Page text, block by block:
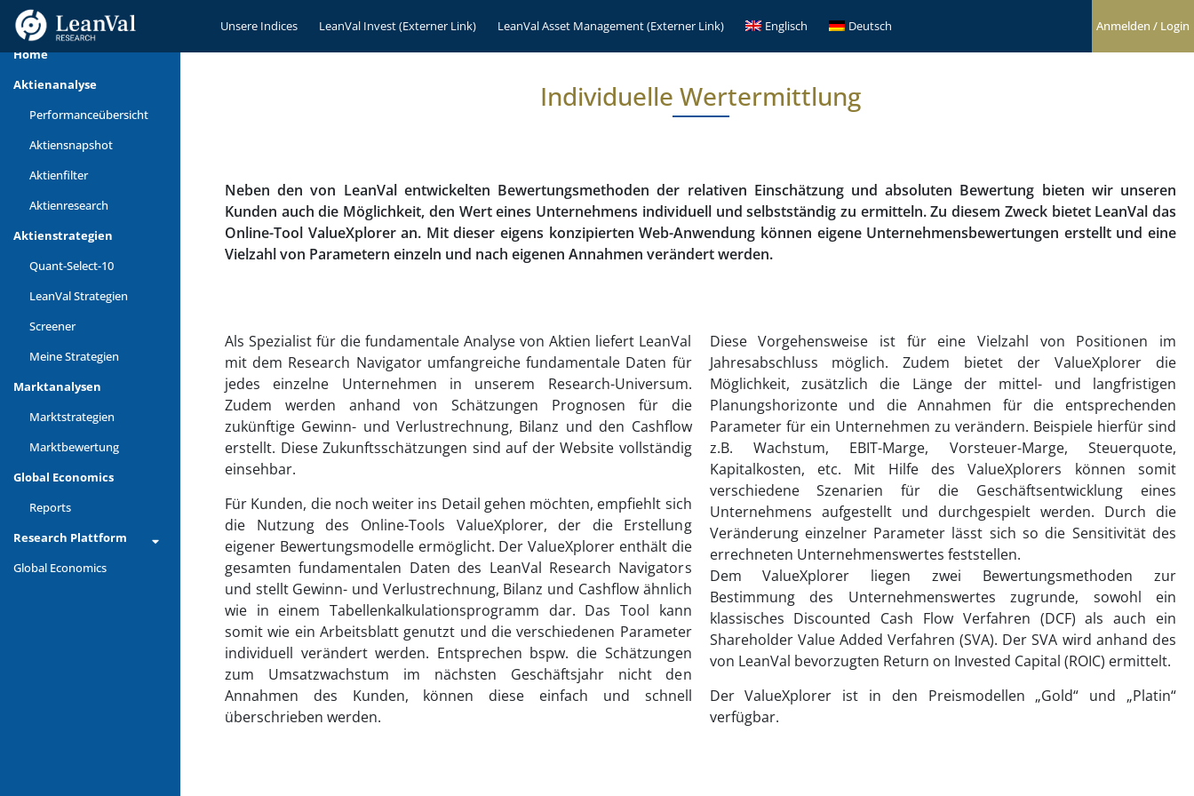
Unsere Indices LeanVal Invest (Externer Link) LeanVal Asset Management (Externer Link) Englisch Deutsch
Anmelden / Login
Home
Aktienanalyse
Performanceübersicht
Aktiensnapshot
Aktienfilter
Aktienresearch
Aktienstrategien
Quant-Select-10
LeanVal Strategien
Screener
Meine Strategien
Marktanalysen
Marktstrategien
Marktbewertung
Global Economics
Reports
Research Plattform
Die Komponenten
Global Economics
Individuelle Wertermittlung
Neben den von LeanVal entwickelten Bewertungsmethoden der relativen Einschätzung und absoluten Bewertung bieten wir unseren
Kunden auch die Möglichkeit, den Wert eines Unternehmens individuell und selbstständig zu ermitteln. Zu diesem Zweck bietet LeanVal das
Online-Tool ValueXplorer an. Mit dieser eigens konzipierten Web-Anwendung können eigene Unternehmensbewertungen erstellt und eine
Vielzahl von Parametern einzeln und nach eigenen Annahmen verändert werden.
Als Spezialist für die fundamentale Analyse von Aktien liefert LeanVal
mit dem Research Navigator umfangreiche fundamentale Daten für
jedes einzelne Unternehmen in unserem Research-Universum.
Zudem werden anhand von Schätzungen Prognosen für die
zukünftige Gewinn- und Verlustrechnung, Bilanz und den Cashflow
erstellt. Diese Zukunftsschätzungen sind auf der Website vollständig
einsehbar.
Für Kunden, die noch weiter ins Detail gehen möchten, empfiehlt sich
die Nutzung des Online-Tools ValueXplorer, der die Erstellung
eigener Bewertungsmodelle ermöglicht. Der ValueXplorer enthält die
gesamten fundamentalen Daten des LeanVal Research Navigators
und stellt Gewinn- und Verlustrechnung, Bilanz und Cashflow ähnlich
wie in einem Tabellenkalkulationsprogramm dar. Das Tool kann
somit wie ein Arbeitsblatt genutzt und die verschiedenen Parameter
individuell verändert werden. Entsprechen bspw. die Schätzungen
zum Umsatzwachstum im nächsten Geschäftsjahr nicht den
Annahmen des Kunden, können diese einfach und schnell
überschrieben werden.
Diese Vorgehensweise ist für eine Vielzahl von Positionen im
Jahresabschluss möglich. Zudem bietet der ValueXplorer die
Möglichkeit, zusätzlich die Länge der mittel- und langfristigen
Planungshorizonte und die Annahmen für die entsprechenden
Parameter für ein Unternehmen zu verändern. Beispiele hierfür sind
z.B. Wachstum, EBIT-Marge, Vorsteuer-Marge, Steuerquote,
Kapitalkosten, etc. Mit Hilfe des ValueXplorers können somit
verschiedene Szenarien für die Geschäftsentwicklung eines
Unternehmens aufgestellt und durchgespielt werden. Durch die
Veränderung einzelner Parameter lässt sich so die Sensitivität des
errechneten Unternehmenswertes feststellen.
Dem ValueXplorer liegen zwei Bewertungsmethoden zur
Bestimmung des Unternehmenswertes zugrunde, sowohl ein
klassisches Discounted Cash Flow Verfahren (DCF) als auch ein
Shareholder Value Added Verfahren (SVA). Der SVA wird anhand des
von LeanVal bevorzugten Return on Invested Capital (ROIC) ermittelt.
Der ValueXplorer ist in den Preismodellen „Gold“ und „Platin“
verfügbar.